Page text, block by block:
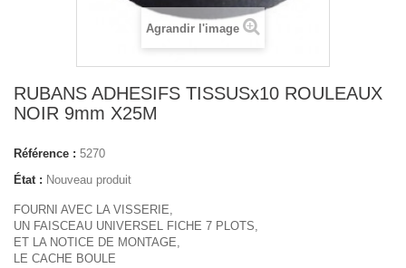
Agrandir l'image
RUBANS ADHESIFS TISSUSx10 ROULEAUX
NOIR 9mm X25M
Référence : 5270
État : Nouveau produit
FOURNI AVEC LA VISSERIE,
UN FAISCEAU UNIVERSEL FICHE 7 PLOTS,
ET LA NOTICE DE MONTAGE,
LE CACHE BOULE